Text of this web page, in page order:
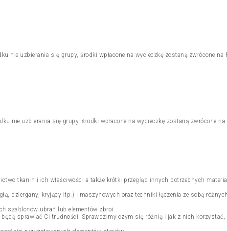
uzbierania się grupy, środki wpłacone na wycieczkę zostaną zwrócone na
nie uzbierania się grupy, środki wpłacone na wycieczkę zostaną zwrócone na
tkanin i ich właściwości a także krótki przegląd innych potrzebnych
dziergany, kryjący itp.) i maszynowych oraz techniki łączenia ze sobą różnych
szablonów ubrań lub elementów zbroi.
sprawiać Ci trudności! Sprawdzimy czym się różnią i jak z nich korzystać,